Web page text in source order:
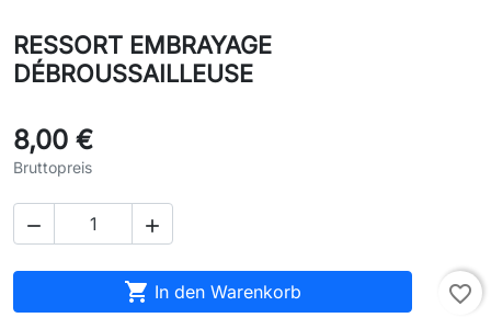
RESSORT EMBRAYAGE
DÉBROUSSAILLEUSE
8,00 €
Bruttopreis
 
 In den Warenkorb favorite_border